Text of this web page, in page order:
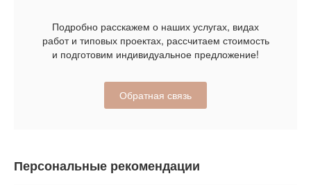
Подробно расскажем о наших услугах, видах
работ и типовых проектах, рассчитаем стоимость
и подготовим индивидуальное предложение!
Обратная связь
Персональные рекомендации